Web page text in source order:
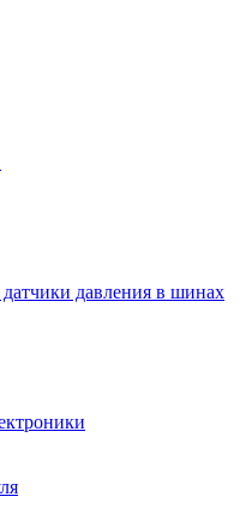
давления в шинах